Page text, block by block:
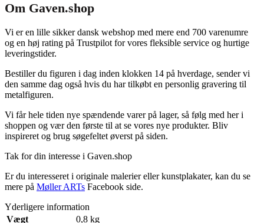
Om Gaven.shop
Vi er en lille sikker dansk webshop med mere end 700 varenumre
og en høj rating på Trustpilot for vores fleksible service og hurtige
leveringstider.
Bestiller du figuren i dag inden klokken 14 på hverdage, sender vi
den samme dag også hvis du har tilkøbt en personlig gravering til
metalfiguren.
Vi får hele tiden nye spændende varer på lager, så følg med her i
shoppen og vær den første til at se vores nye produkter. Bliv
inspireret og brug søgefeltet øverst på siden.
Tak for din interesse i Gaven.shop
Er du interesseret i originale malerier eller kunstplakater, kan du se
mere på Møller ARTs Facebook side.
Yderligere information
Vægt
0,8 kg